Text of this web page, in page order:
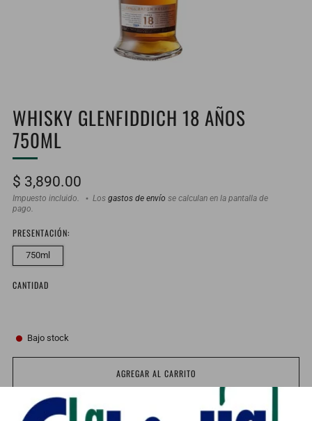
WHISKY GLENFIDDICH 18 AÑOS
750ML
Precio
habitual
$ 3,890.00
Impuesto incluido. Los gastos de envío se calculan en la pantalla de
pago.
PRESENTACIÓN:
750ml
CANTIDAD
Bajo stock
AGREGAR AL CARRITO
Email